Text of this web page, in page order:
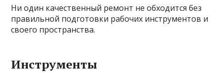
Ни один качественный ремонт не обходится без
правильной подготовки рабочих инструментов и
своего пространства.
Инструменты